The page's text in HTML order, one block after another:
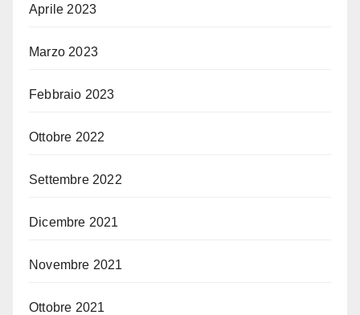
Aprile 2023
Marzo 2023
Febbraio 2023
Ottobre 2022
Settembre 2022
Dicembre 2021
Novembre 2021
Ottobre 2021